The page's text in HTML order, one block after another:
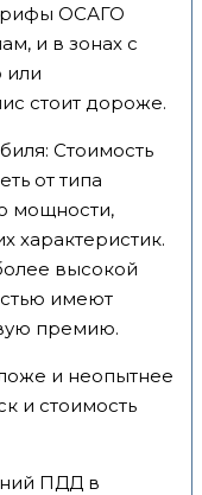
ОСАГО
и в зонах с
или
стоит дороже.
Стоимость
от типа
мощности,
характеристик.
высокой
имеют
премию.
и неопытнее
и стоимость
ПДД в